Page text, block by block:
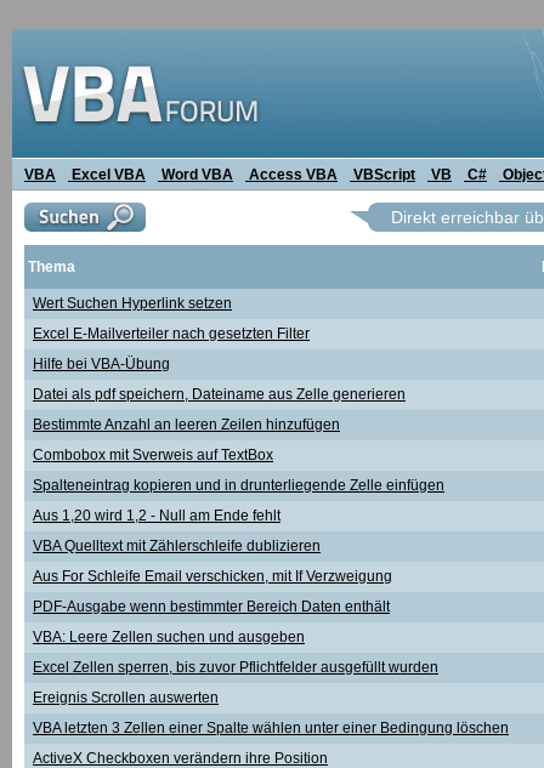
VBA Excel VBA Word VBA Access VBA VBScript VB C#
Direkt erreichbar
Thema
Wert Suchen Hyperlink setzen
Excel E-Mailverteiler nach gesetzten Filter
Hilfe bei VBA-Übung
Datei als pdf speichern, Dateiname aus Zelle generieren
Bestimmte Anzahl an leeren Zeilen hinzufügen
Combobox mit Sverweis auf TextBox
Spalteneintrag kopieren und in drunterliegende Zelle einfügen
Aus 1,20 wird 1,2 - Null am Ende fehlt
VBA Quelltext mit Zählerschleife dublizieren
Aus For Schleife Email verschicken, mit If Verzweigung
PDF-Ausgabe wenn bestimmter Bereich Daten enthält
VBA: Leere Zellen suchen und ausgeben
Excel Zellen sperren, bis zuvor Pflichtfelder ausgefüllt wurden
Ereignis Scrollen auswerten
VBA letzten 3 Zellen einer Spalte wählen unter einer Bedingung löschen
ActiveX Checkboxen verändern ihre Position